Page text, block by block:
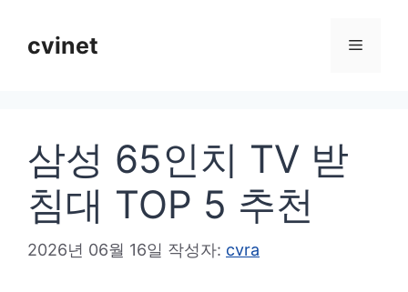
cvinet 메
삼성 65인치 TV 받
침대 TOP 5 추천
2026년 06월 16일 작성자: cvra